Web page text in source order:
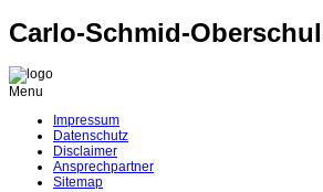
Carlo-Schmid-
Menu
Impressum
Datenschutz
Disclaimer
Ansprechpartner
Sitemap